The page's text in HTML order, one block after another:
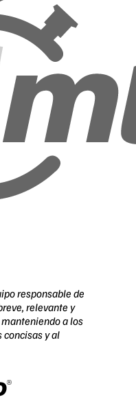
responsable de
relevante y
a los
concisas y al